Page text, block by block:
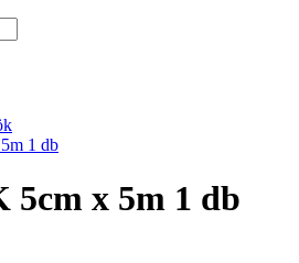
1 db
5cm x 5m 1 db